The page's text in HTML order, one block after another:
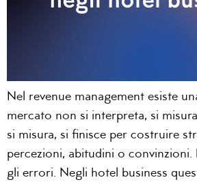
Nel revenue management esiste
mercato non si interpreta, si
si misura, si finisce per costruire
percezioni, abitudini o convinzioni.
gli errori. Negli hotel business